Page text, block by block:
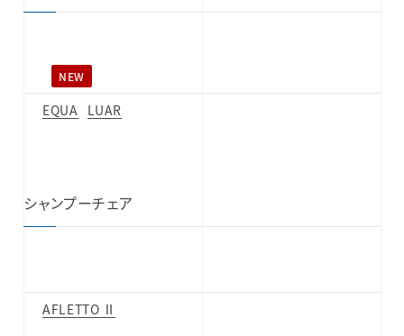
NEW
EQUA LUAR
シャンプーチェア
AFLETTO Ⅱ